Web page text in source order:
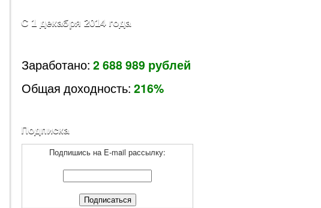
С 1 декабря 2014 года
Заработано: 2 688 989 рублей
Общая доходность: 216%
Подписка
Подпишись на E-mail рассылку: